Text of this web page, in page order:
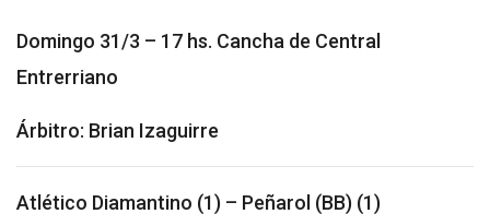
Domingo 31/3 – 17 hs. Cancha de Central
Entrerriano
Árbitro: Brian Izaguirre
Atlético Diamantino (1) – Peñarol (BB) (1)